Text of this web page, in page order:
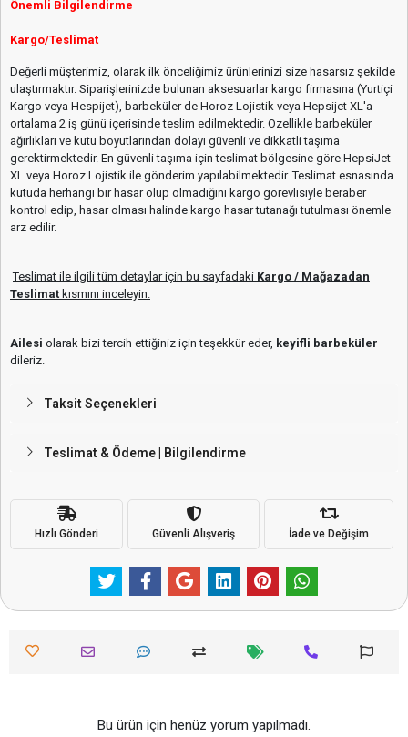
Önemli Bilgilendirme
Kargo/Teslimat
Değerli müşterimiz, olarak ilk önceliğimiz ürünlerinizi size hasarsız şekilde
ulaştırmaktır. Siparişlerinizde bulunan aksesuarlar kargo firmasına (Yurtiçi
Kargo veya Hespijet), barbeküler de Horoz Lojistik veya Hepsijet XL'a
ortalama 2 iş günü içerisinde teslim edilmektedir. Özellikle barbeküler
ağırlıkları ve kutu boyutlarından dolayı güvenli ve dikkatli taşıma
gerektirmektedir. En güvenli taşıma için teslimat bölgesine göre HepsiJet
XL veya Horoz Lojistik ile gönderim yapılabilmektedir. Teslimat esnasında
kutuda herhangi bir hasar olup olmadığını kargo görevlisiyle beraber
kontrol edip, hasar olması halinde kargo hasar tutanağı tutulması önemle
arz edilir.
Teslimat ile ilgili tüm detaylar için bu sayfadaki Kargo / Mağazadan
Teslimat kısmını inceleyin.
Ailesi olarak bizi tercih ettiğiniz için teşekkür eder, keyifli barbeküler
dileriz.
Taksit Seçenekleri
Teslimat & Ödeme | Bilgilendirme
Hızlı Gönderi Güvenli Alışveriş İade ve Değişim
Bu ürün için henüz yorum yapılmadı.